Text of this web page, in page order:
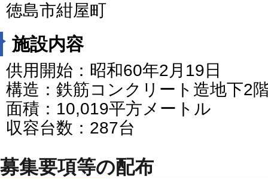
徳島市紺屋町
施設内容
供用開始：昭和60年2月19日
構造：鉄筋コンクリート造地下2
面積：10,019平方メートル
収容台数：287台
募集要項等の配布